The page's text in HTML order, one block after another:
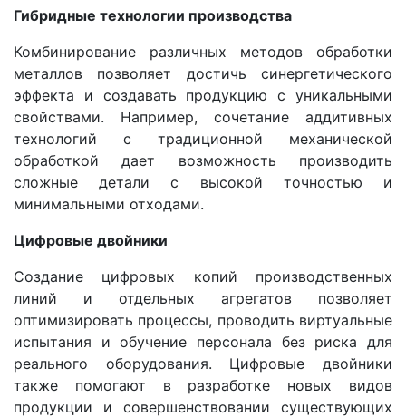
Гибридные технологии производства
Комбинирование различных методов обработки
металлов позволяет достичь синергетического
эффекта и создавать продукцию с уникальными
свойствами. Например, сочетание аддитивных
технологий с традиционной механической
обработкой дает возможность производить
сложные детали с высокой точностью и
минимальными отходами.
Цифровые двойники
Создание цифровых копий производственных
линий и отдельных агрегатов позволяет
оптимизировать процессы, проводить виртуальные
испытания и обучение персонала без риска для
реального оборудования. Цифровые двойники
также помогают в разработке новых видов
продукции и совершенствовании существующих